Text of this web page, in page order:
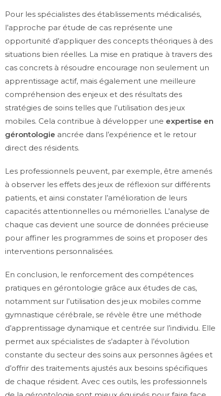
Pour les spécialistes des établissements médicalisés,
l’approche par étude de cas représente une
opportunité d’appliquer des concepts théoriques à des
situations bien réelles. La mise en pratique à travers des
cas concrets à résoudre encourage non seulement un
apprentissage actif, mais également une meilleure
compréhension des enjeux et des résultats des
stratégies de soins telles que l’utilisation des jeux
mobiles. Cela contribue à développer une expertise en
gérontologie ancrée dans l’expérience et le retour
direct des résidents.
Les professionnels peuvent, par exemple, être amenés
à observer les effets des jeux de réflexion sur différents
patients, et ainsi constater l’amélioration de leurs
capacités attentionnelles ou mémorielles. L’analyse de
chaque cas devient une source de données précieuse
pour affiner les programmes de soins et proposer des
interventions personnalisées.
En conclusion, le renforcement des compétences
pratiques en gérontologie grâce aux études de cas,
notamment sur l’utilisation des jeux mobiles comme
gymnastique cérébrale, se révèle être une méthode
d’apprentissage dynamique et centrée sur l’individu. Elle
permet aux spécialistes de s’adapter à l’évolution
constante du secteur des soins aux personnes âgées et
d’offrir des traitements ajustés aux besoins spécifiques
de chaque résident. Avec ces outils, les professionnels